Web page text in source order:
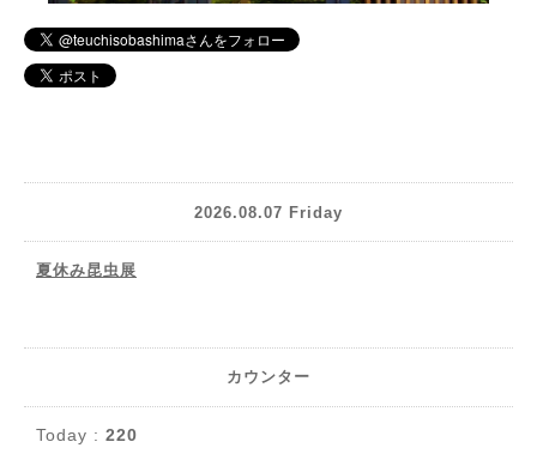
2026.08.07 Friday
夏休み昆虫展
カウンター
Today : 220